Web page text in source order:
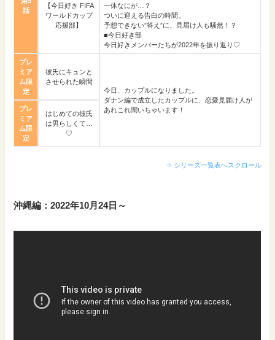
話
【今日好き FIFA
ワールドカップ
応援部】
一体なにが…？
ついに迎える告白の時間。
予想できない”答え”に、見届け人も騒然！？
■今日好き部
今日好きメンバーたちが2022年を振り返り♡
プレ
ミア
ム限
定
彼氏にキュンと
させられた瞬間
今日、カップルになりました。
ダナン編で成立したカップルに、恋愛見届け人が
あれこれ聞いちゃいます！
プレ
ミア
ム限
定
はじめての彼氏
は男らしくて…
♡
⇒ シリーズ一覧表へスクロール
沖縄編：2022年10月24日～